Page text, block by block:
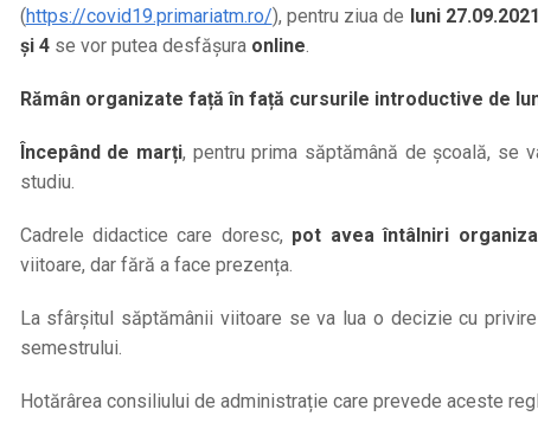
(https://covid19.primariatm.ro/), pentru ziua de luni 27.09.2021
și 4se vor putea desfășura online.
Rămân organizate față în față cursurile introductive de
Începând de marți, pentru prima săptămână de școală, se
studiu.
Cadrele didactice care doresc, pot avea întâlniri
viitoare, dar fără a face prezența.
La sfârșitul săptămânii viitoare se va lua o decizie cu
semestrului.
Hotărârea consiliului de administrație care prevede aceste